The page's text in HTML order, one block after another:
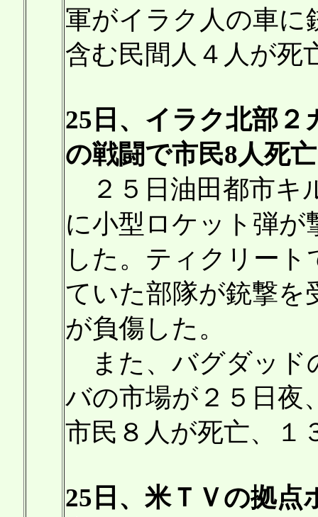
軍がイラク人の車に
含む民間人４人が死
25日、イラク北部２
の戦闘で市民8人死亡
２５日油田都市キ
に小型ロケット弾が
した。ティクリー
ていた部隊が銃撃を
が負傷した。
また、バグダッド
バの市場が２５日夜
市民８人が死亡、１
25日、米ＴＶの拠